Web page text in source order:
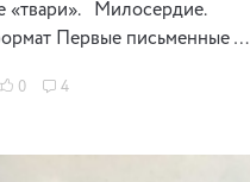
«твари». Милосердие.
Первые письменные …
0 4